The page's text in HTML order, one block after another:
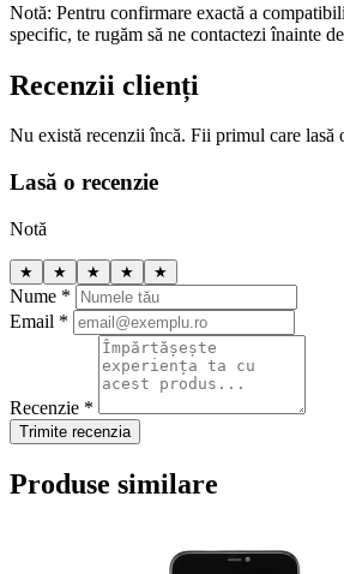
Notă: Pentru confirmare exactă a
specific, te rugăm să ne contactezi înainte
Recenzii clienți
Nu există recenzii încă. Fii primul care lasă
Lasă o recenzie
Notă
★ ★ ★ ★ ★
Nume *
Email *
Recenzie *
Trimite recenzia
Produse similare